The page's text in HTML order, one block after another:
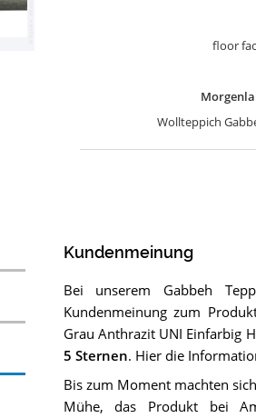
floor
Wollteppich
Kundenmeinung
Bei unserem Gabbeh
Kundenmeinung zum
Grau Anthrazit UNI Einfarbig
5 Sternen. Hier die
Bis zum Moment machten
Mühe, das Produkt bei